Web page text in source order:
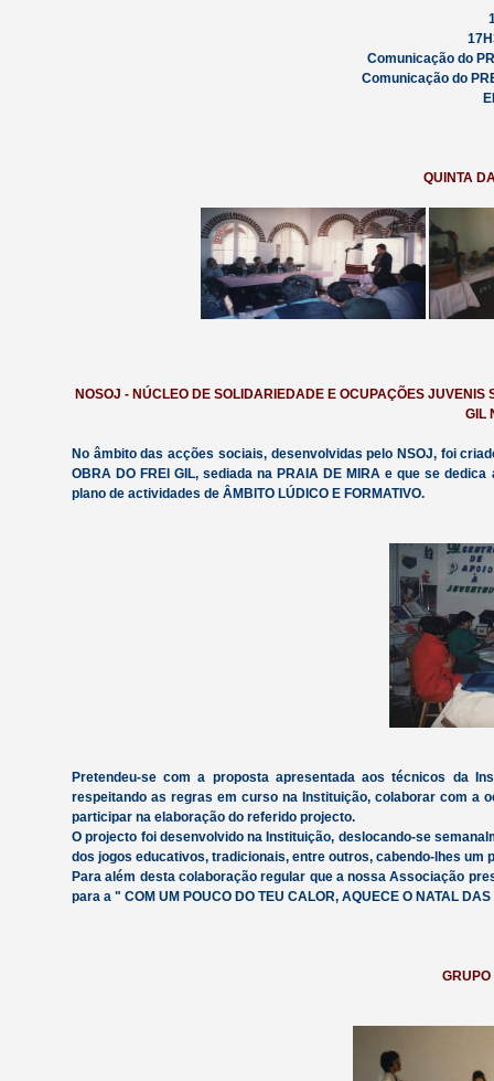
Comunicação do
Comunicação do
QUINTA
NOSOJ - NÚCLEO DE SOLIDARIEDADE E OCUPAÇÕES
GIL
No âmbito das acções sociais, desenvolvidas pelo NSOJ, foi
OBRA DO FREI GIL, sediada na PRAIA DE MIRA e que se
plano de actividades de ÂMBITO LÚDICO E FORMATIVO.
Pretendeu-se com a proposta apresentada aos técnicos da
respeitando as regras em curso na Instituição, colaborar com a
participar na elaboração do referido projecto.
O projecto foi desenvolvido na Instituição, deslocando-se
dos jogos educativos, tradicionais, entre outros, cabendo-lhes um
Para além desta colaboração regular que a nossa Associação
para a " COM UM POUCO DO TEU CALOR, AQUECE O NATAL